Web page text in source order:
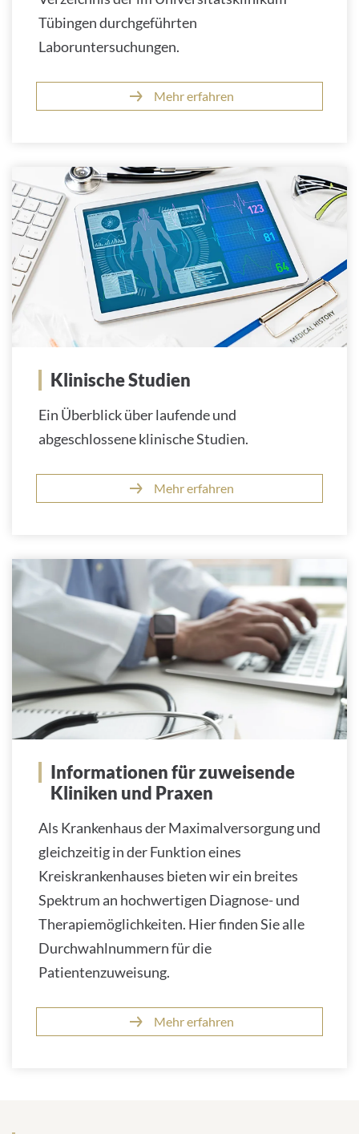
Tübingen durchgeführten
Laboruntersuchungen.
Mehr erfahren
Klinische Studien
Ein Überblick über laufende und
abgeschlossene klinische Studien.
Mehr erfahren
Informationen für zuweisende
Kliniken und Praxen
Als Krankenhaus der Maximalversorgung und
gleichzeitig in der Funktion eines
Kreiskrankenhauses bieten wir ein breites
Spektrum an hochwertigen Diagnose- und
Therapiemöglichkeiten. Hier finden Sie alle
Durchwahlnummern für die
Patientenzuweisung.
Mehr erfahren